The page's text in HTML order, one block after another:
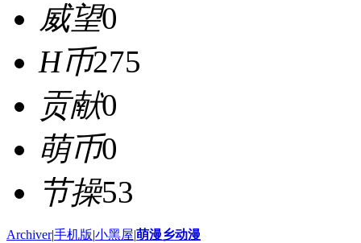
威望0
H币275
贡献0
萌币0
节操53
Archiver|手机版|小黑屋|萌漫乡动漫